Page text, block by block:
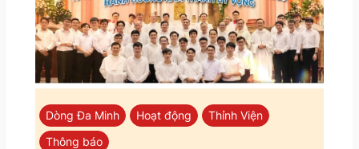
Dòng Đa Minh Hoạt động
Thỉnh Viện
Thông báo